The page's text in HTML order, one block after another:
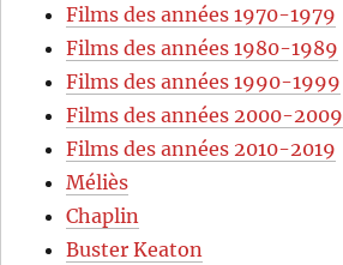
Films des années 1970-1979
Films des années 1980-1989
Films des années 1990-1999
Films des années 2000-2009
Films des années 2010-2019
Méliès
Chaplin
Buster Keaton